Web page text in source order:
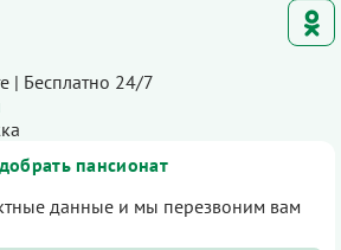
| Бесплатно 24/7
пансионат
данные и мы перезвоним вам